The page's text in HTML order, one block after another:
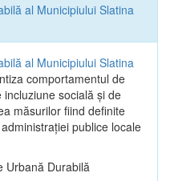
al Municipiului Slatina
al Municipiului Slatina
comportamentul de
socială și de
măsurilor fiind definite
publice locale
Urbană Durabilă